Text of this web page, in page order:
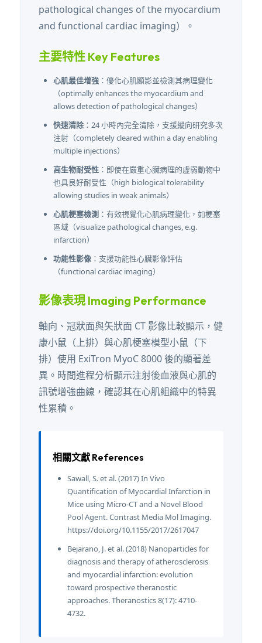
pathological changes of the myocardium
and functional cardiac imaging）。
主要特性 Key Features
心肌最佳增強 ：優化心肌顯影並檢測其病理變化
（optimally enhances the myocardium and
allows detection of pathological changes）
快速清除 ：24 小時內完全清除，支援縱向研究多次
注射（completely cleared within a day enabling
multiple injections）
高生物耐受性 ：即使在嚴重心臟病理的虛弱動物中
也具良好耐受性（high biological tolerability
allowing studies in weak animals）
心肌梗塞檢測 ：有效視覺化心肌病理變化，如梗塞
區域（visualize pathological changes, e.g.
infarction）
功能性影像 ：支援功能性心臟影像評估
（functional cardiac imaging）
影像表現 Imaging Performance
軸向、冠狀面與矢狀面 CT 影像比較顯示，健
康小鼠（上排）與心肌梗塞模型小鼠（下
排）使用 ExiTron MyoC 8000 後的顯著差
異。時間進程分析顯示注射後血液與心肌的
訊號增強曲線，確認其在心肌組織中的特異
性累積。
相關文獻 References
Sawall, S. et al. (2017) In Vivo
Quantification of Myocardial Infarction in
Mice using Micro-CT and a Novel Blood
Pool Agent. Contrast Media Mol Imaging.
https://doi.org/10.1155/2017/2617047
Bejarano, J. et al. (2018) Nanoparticles for
diagnosis and therapy of atherosclerosis
and myocardial infarction: evolution
toward prospective theranostic
approaches. Theranostics 8(17): 4710-
4732.